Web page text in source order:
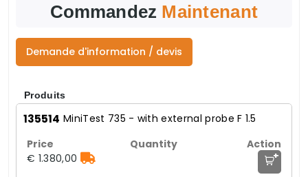
Commandez Maintenant
Demande d'information / devis
Produits
135514 MiniTest 735 - with external probe F 1.5
€ 1.380,00 +